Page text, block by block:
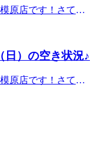
：30)年中無休【住
模原市南区大野台6-
様のご来店心より
ール相模原店【電
相模原市南区大野
原店です！さて、
おりますので、お気
)の空き状況】・１
！・１６：００～
のご案内も可能で
～ 皆様のご来店心
21:00(最終受付
川県相模原市南区
日）の空き状況♪
原店です！さて、
おりますので、お気
)の空き状況】・１
内も可能です！・